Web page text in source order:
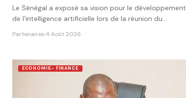
Le Sénégal a exposé sa vision pour le développement
de l’intelligence artificielle lors de la réunion du
Partenaires·4 Août 2026
ECONOMIE- FINANCE